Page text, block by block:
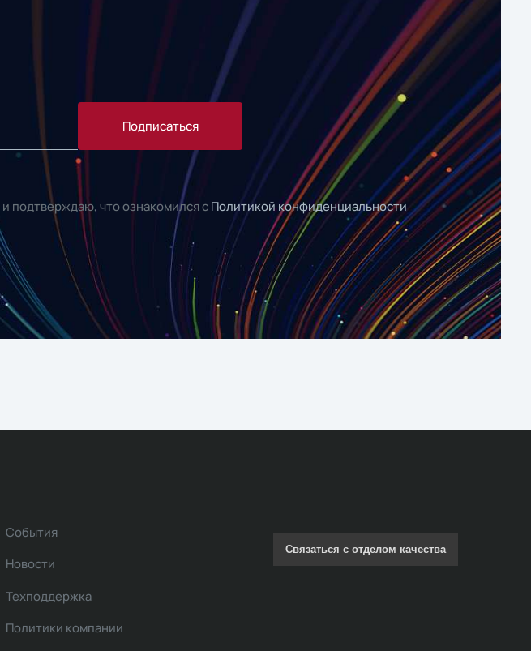
Подписаться
и подтверждаю, что ознакомился с Политикой конфиденциальности
События
Новости
Техподдержка
Политики компании
Связаться с отделом качества